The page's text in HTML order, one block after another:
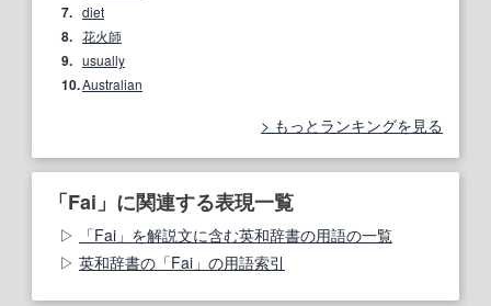
7. diet
8. 花火師
9. usually
10.Australian
もっとランキングを見る
「Fai」に関連する表現一覧
「Fai」を解説文に含む英和辞書の用語の一覧
英和辞書の「Fai」の用語索引